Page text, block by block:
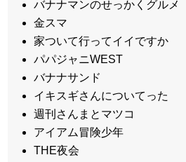
バナナマンのせっかくグルメ
金スマ
家ついて行ってイイですか
パパジャニWEST
バナナサンド
イキスギさんについてった
週刊さんまとマツコ
アイアム冒険少年
THE夜会